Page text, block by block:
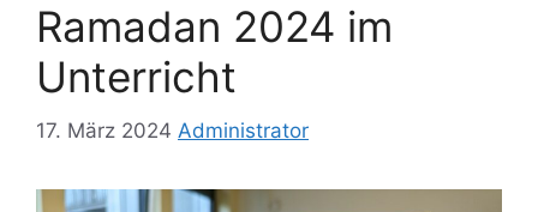
Ramadan 2024 im
Unterricht
17. März 2024 Administrator